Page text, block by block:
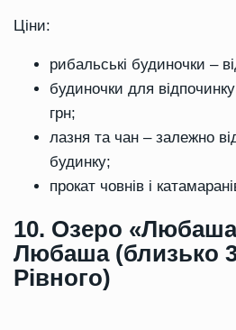
Ціни:
рибальські будиночки –
будиночки для
грн;
лазня та чан – залежно
будинку;
прокат човнів і
10. Озеро
Любаша (близько
Рівного)